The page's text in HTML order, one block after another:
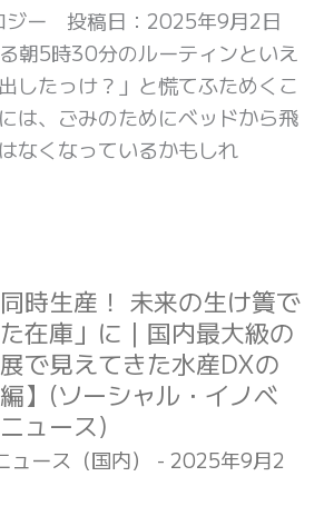
ジー 投稿日：2025年9月2日
朝5時30分のルーティンといえ
したっけ？」と慌てふためくこ
は、ごみのためにベッドから飛
なくなっているかもしれ
時生産！ 未来の生け簀で
在庫」に｜国内最大級の
で見えてきた水産DXの
】(ソーシャル・イノベ
ュース)
ュース（国内） - 2025年9月2